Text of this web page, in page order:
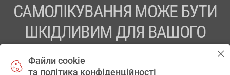
САМОЛІКУВАННЯ МОЖЕ БУТИ
ШКІДЛИВИМ ДЛЯ ВАШОГО
Файли cookie
та політика конфіденційності